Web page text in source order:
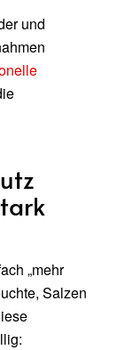
und
„mehr
Salzen